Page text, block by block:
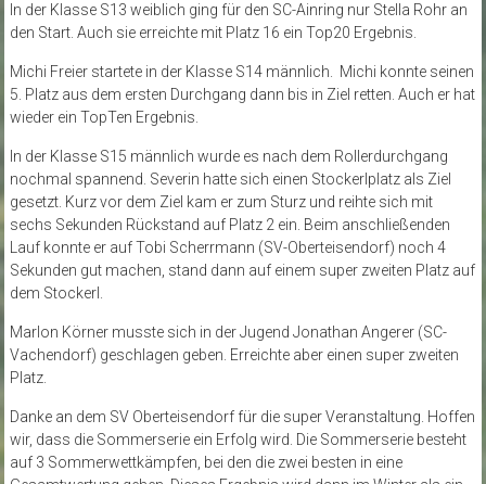
In der Klasse S13 weiblich ging für den SC-Ainring nur Stella Rohr an
den Start. Auch sie erreichte mit Platz 16 ein Top20 Ergebnis.
Michi Freier startete in der Klasse S14 männlich. Michi konnte seinen
5. Platz aus dem ersten Durchgang dann bis in Ziel retten. Auch er hat
wieder ein TopTen Ergebnis.
In der Klasse S15 männlich wurde es nach dem Rollerdurchgang
nochmal spannend. Severin hatte sich einen Stockerlplatz als Ziel
gesetzt. Kurz vor dem Ziel kam er zum Sturz und reihte sich mit
sechs Sekunden Rückstand auf Platz 2 ein. Beim anschließenden
Lauf konnte er auf Tobi Scherrmann (SV-Oberteisendorf) noch 4
Sekunden gut machen, stand dann auf einem super zweiten Platz auf
dem Stockerl.
Marlon Körner musste sich in der Jugend Jonathan Angerer (SC-
Vachendorf) geschlagen geben. Erreichte aber einen super zweiten
Platz.
Danke an dem SV Oberteisendorf für die super Veranstaltung. Hoffen
wir, dass die Sommerserie ein Erfolg wird. Die Sommerserie besteht
auf 3 Sommerwettkämpfen, bei den die zwei besten in eine